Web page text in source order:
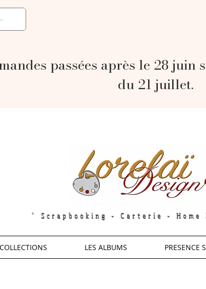
passées après le 28 juin
du 21 juillet.
" Scrapbooking - Carterie - Home
LES ALBUMS PRESENCE